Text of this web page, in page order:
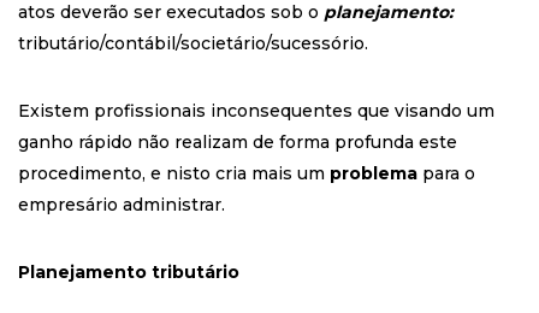
atos deverão ser executados sob o planejamento:
tributário/contábil/societário/sucessório.
Existem profissionais inconsequentes que visando um
ganho rápido não realizam de forma profunda este
procedimento, e nisto cria mais um problema para o
empresário administrar.
Planejamento tributário